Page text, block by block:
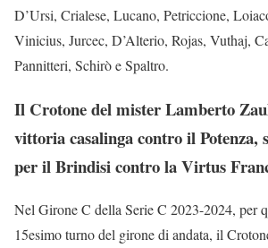
D’Ursi, Crialese, Lucano, Petriccione,
Vinicius, Jurcec, D’Alterio, Rojas, Vuthaj,
Pannitteri, Schirò e Spaltro.
Il Crotone del mister Lamberto
vittoria casalinga contro il Potenza,
per il Brindisi contro la Virtus
Nel Girone C della Serie C 2023-2024, per
15esimo turno del girone di andata, il